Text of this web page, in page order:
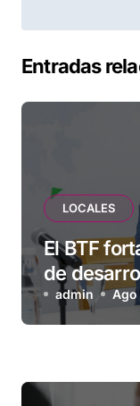
Entradas
LOCALES
El BTF
de
empresas
admin Ago